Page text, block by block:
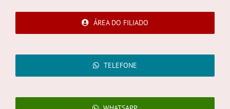
ÁREA DO FILIADO
TELEFONE